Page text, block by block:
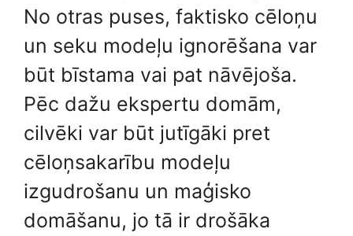
No otras puses, faktisko cēloņu
un seku modeļu ignorēšana var
būt bīstama vai pat nāvējoša.
Pēc dažu ekspertu domām,
cilvēki var būt jutīgāki pret
cēloņsakarību modeļu
izgudrošanu un maģisko
domāšanu, jo tā ir drošāka